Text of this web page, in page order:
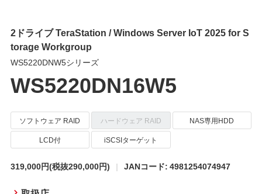
2ドライブ TeraStation / Windows Server IoT 2025 for S
torage Workgroup
WS5220DNW5シリーズ
WS5220DN16W5
ソフトウェア RAID ハードウェア RAID
NAS専用HDD
LCD付
iSCSIターゲット
319,000円(税抜290,000円) JANコード: 4981254074947